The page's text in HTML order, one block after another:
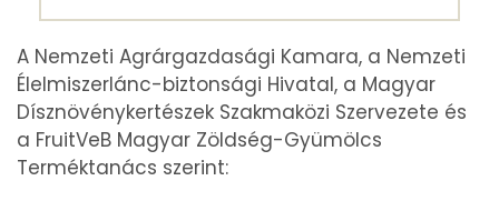
A Nemzeti Agrárgazdasági Kamara, a Nemzeti
Élelmiszerlánc-biztonsági Hivatal, a Magyar
Dísznövénykertészek Szakmaközi Szervezete és
a FruitVeB Magyar Zöldség-Gyümölcs
Terméktanács szerint: